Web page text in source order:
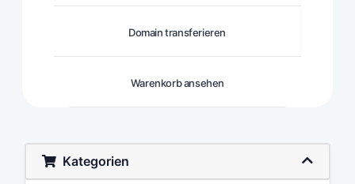
Domain transferieren
Warenkorb ansehen
Kategorien